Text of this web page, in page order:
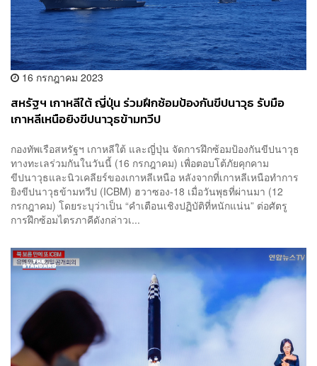
16 กรกฎาคม 2023
สหรัฐฯ เกาหลีใต้ ญี่ปุ่น ร่วมฝึกซ้อมป้องกันขีปนาวุธ รับมือ
เกาหลีเหนือยิงขีปนาวุธข้ามทวีป
กองทัพเรือสหรัฐฯ เกาหลีใต้ และญี่ปุ่น จัดการฝึกซ้อมป้องกันขีปนาวุธ
ทางทะเลร่วมกันในวันนี้ (16 กรกฎาคม) เพื่อตอบโต้ภัยคุกคาม
ขีปนาวุธและนิวเคลียร์ของเกาหลีเหนือ หลังจากที่เกาหลีเหนือทำการ
ยิงขีปนาวุธข้ามทวีป (ICBM) ฮวาซอง-18 เมื่อวันพุธที่ผ่านมา (12
กรกฎาคม) โดยระบุว่าเป็น “คำเตือนเชิงปฏิบัติที่หนักแน่น” ต่อศัตรู
การฝึกซ้อมไตรภาคีดังกล่าวเ...